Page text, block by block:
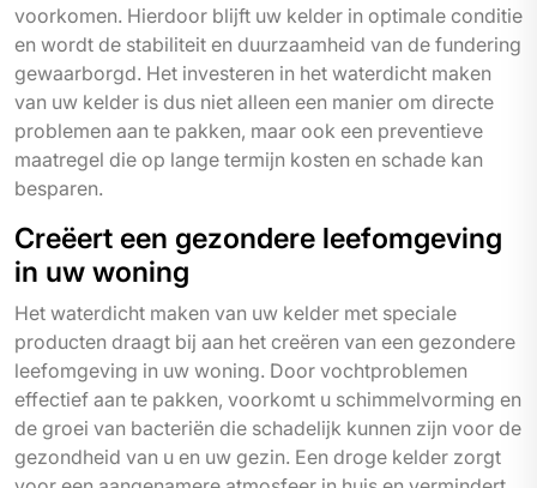
voorkomen. Hierdoor blijft uw kelder in optimale conditie
en wordt de stabiliteit en duurzaamheid van de fundering
gewaarborgd. Het investeren in het waterdicht maken
van uw kelder is dus niet alleen een manier om directe
problemen aan te pakken, maar ook een preventieve
maatregel die op lange termijn kosten en schade kan
besparen.
Creëert een gezondere leefomgeving
in uw woning
Het waterdicht maken van uw kelder met speciale
producten draagt bij aan het creëren van een gezondere
leefomgeving in uw woning. Door vochtproblemen
effectief aan te pakken, voorkomt u schimmelvorming en
de groei van bacteriën die schadelijk kunnen zijn voor de
gezondheid van u en uw gezin. Een droge kelder zorgt